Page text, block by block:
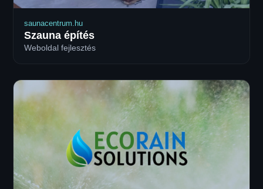
saunacentrum.hu
Szauna építés
Weboldal fejlesztés